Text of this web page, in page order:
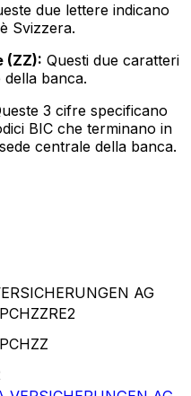
due lettere indicano
Svizzera.
(ZZ): Questi due caratteri
banca.
3 cifre specificano
BIC che terminano in
centrale della banca.
AG